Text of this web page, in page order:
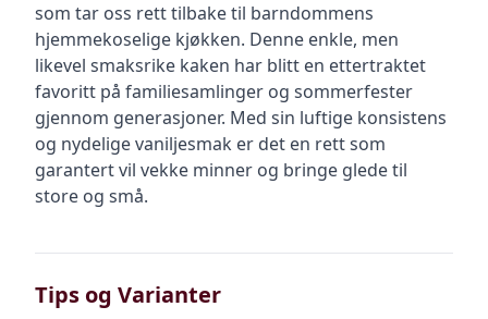
som tar oss rett tilbake til barndommens
hjemmekoselige kjøkken. Denne enkle, men
likevel smaksrike kaken har blitt en ettertraktet
favoritt på familiesamlinger og sommerfester
gjennom generasjoner. Med sin luftige konsistens
og nydelige vaniljesmak er det en rett som
garantert vil vekke minner og bringe glede til
store og små.
Tips og Varianter